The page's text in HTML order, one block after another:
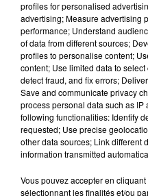
profiles for personalised
advertising; Measure advertising
performance; Understand
of data from different sources;
profiles to personalise content;
content; Use limited data to
detect fraud, and fix errors;
Save and communicate privacy
process personal data such as
following functionalities: Identify
requested; Use precise
other data sources; Link different
information transmitted
Vous pouvez accepter en
sélectionnant les finalités et/ou